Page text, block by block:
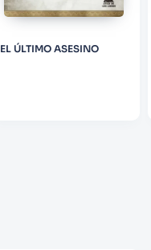
EL ÚLTIMO ASESINO